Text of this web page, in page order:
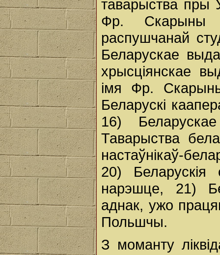
таварыства пры
Фр. Скарыны
распушчанай
Беларускае
хрысціянскае
імя Фр.
Беларускі
16)
Таварыства
настаўнікаў-
20) Беларускія
нарэшце, 21)
аднак, ужо
Польшчы.
З моманту